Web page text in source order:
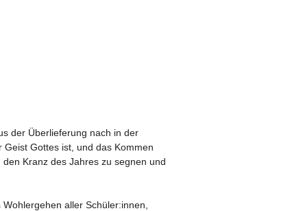
der Überlieferung nach in der
Gottes ist, und das Kommen
Kranz des Jahres zu segnen und
aller Schüler:innen,